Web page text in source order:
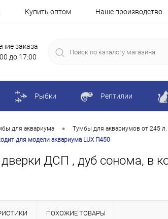
Купить оптом Наше производство
заказа
до 17:00
Рыбки Рептилии
для аквариума • Тумбы для аквариумов от 245 л.
для модели аквариума LUX П450
ДСП , дуб сонома, в
ПОХОЖИЕ ТОВАРЫ